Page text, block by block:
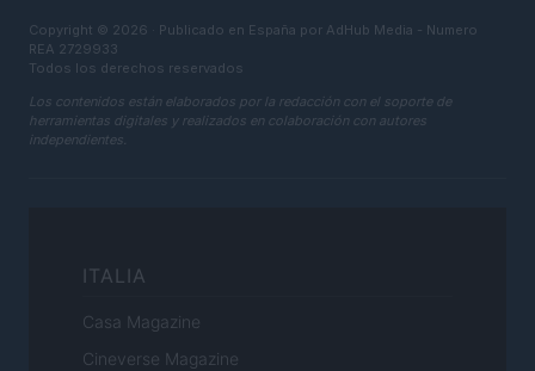
Copyright © 2026 · Publicado en España por AdHub Media - Numero
REA 2729933
Todos los derechos reservados
Los contenidos están elaborados por la redacción con el soporte de
herramientas digitales y realizados en colaboración con autores
independientes.
ITALIA
Casa Magazine
Cineverse Magazine